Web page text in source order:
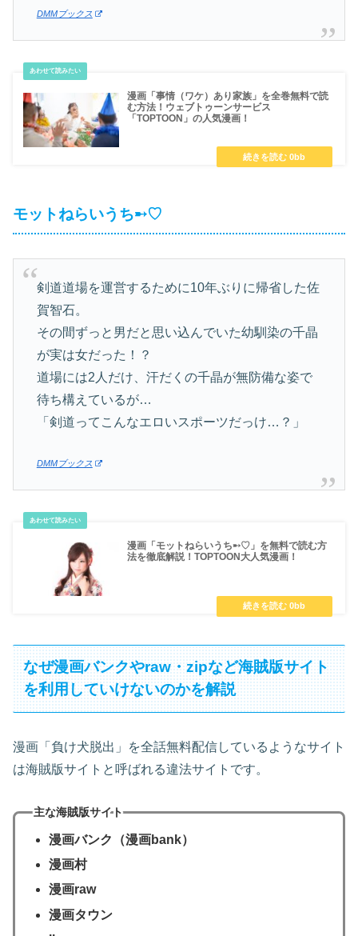
DMMブックス
漫画「事情（ワケ）あり家族」を全巻無料で読
む方法！ウェブトゥーンサービス
「TOPTOON」の人気漫画！
モットねらいうち➸♡
剣道道場を運営するために10年ぶりに帰省した佐
賀智石。
その間ずっと男だと思い込んでいた幼馴染の千晶
が実は女だった！？
道場には2人だけ、汗だくの千晶が無防備な姿で
待ち構えているが…
「剣道ってこんなエロいスポーツだっけ…？」
DMMブックス
漫画「モットねらいうち➸♡」を無料で読む方
法を徹底解説！TOPTOON大人気漫画！
なぜ漫画バンクやraw・zipなど海賊版サイト
を利用していけないのかを解説
漫画「負け犬脱出」を全話無料配信しているようなサイト
は海賊版サイトと呼ばれる違法サイトです。
主な海賊版サイト
漫画バンク（漫画bank）
漫画村
漫画raw
漫画タウン